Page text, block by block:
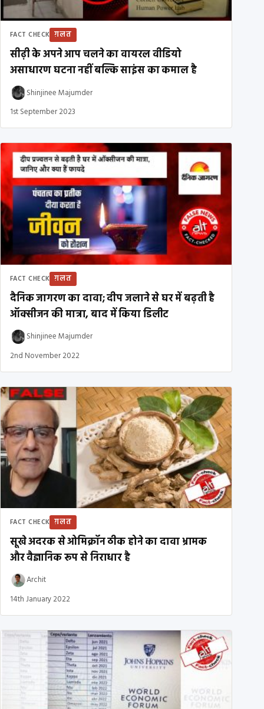
FACT CHECK ग़लत
सीढ़ी के अपने आप चलने का वायरल वीडियो
असाधारण घटना नहीं बल्कि साइंस का कमाल है
Shinjinee Majumder
1st September 2023
FACT CHECK ग़लत
दैनिक जागरण का दावा; दीप जलाने से घर में बढ़ती है
ऑक्सीजन की मात्रा, बाद में किया डिलीट
Shinjinee Majumder
2nd November 2022
FACT CHECK ग़लत
सूखे अदरक से ओमिक्रॉन ठीक होने का दावा भ्रामक
और वैज्ञानिक रूप से निराधार है
Archit
14th January 2022